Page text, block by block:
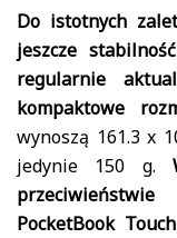
Do istotnych
jeszcze
regularnie
kompaktowe
wynoszą 161.3 x
jedynie 150 g.
PocketBook